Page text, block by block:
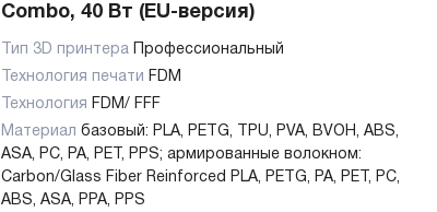
Combo, 40 Вт (EU-версия)
Тип 3D принтера
Профессиональный
Технология печати FDM
Технология FDM/ FFF
Материал базовый: PLA, PETG, TPU, PVA, BVOH, ABS,
ASA, PC, PA, PET, PPS; армированные волокном:
Carbon/Glass Fiber Reinforced PLA, PETG, PA, PET, PC,
ABS, ASA, PPA, PPS